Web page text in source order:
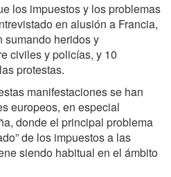
los impuestos y los problemas
en alusión a Francia,
sumando heridos y
civiles y policías, y 10
protestas.
manifestaciones se han
europeos, en especial
donde el principal problema
de los impuestos a las
siendo habitual en el ámbito